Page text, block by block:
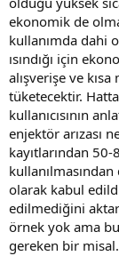
ekonomik de
kullanımda dahi
ısındığı için
alışverişe ve
tüketecektir.
kullanıcısının
enjektör arızası
kayıtlarından
kullanılmasından
olarak kabul
edilmediğini
örnek yok ama
gereken bir misal.